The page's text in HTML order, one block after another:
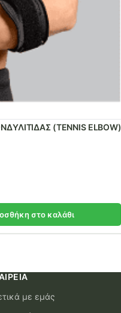
(TENNIS ELBOW)
στο καλάθι
με εμάς